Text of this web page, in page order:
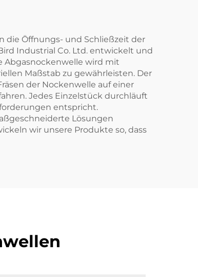
die Öffnungs- und Schließzeit der
Industrial Co. Ltd. entwickelt und
Abgasnockenwelle wird mit
Maßstab zu gewährleisten. Der
der Nockenwelle auf einer
Jedes Einzelstück durchläuft
entspricht.
Lösungen
wir unsere Produkte so, dass